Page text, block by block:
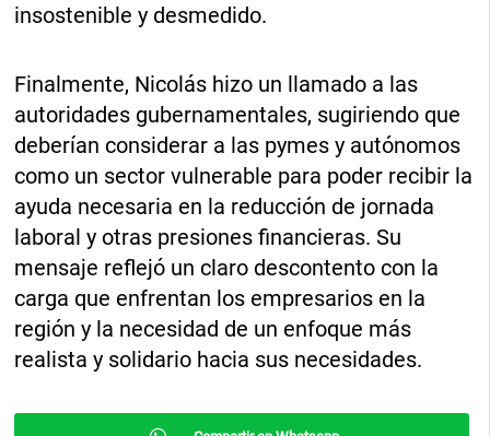
insostenible y desmedido.
Finalmente, Nicolás hizo un llamado a las
autoridades gubernamentales, sugiriendo que
deberían considerar a las pymes y autónomos
como un sector vulnerable para poder recibir la
ayuda necesaria en la reducción de jornada
laboral y otras presiones financieras. Su
mensaje reflejó un claro descontento con la
carga que enfrentan los empresarios en la
región y la necesidad de un enfoque más
realista y solidario hacia sus necesidades.